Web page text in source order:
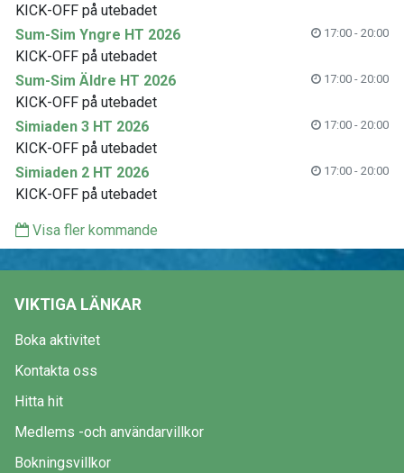
KICK-OFF på utebadet
Sum-Sim Yngre HT 2026
17:00 - 20:00
KICK-OFF på utebadet
Sum-Sim Äldre HT 2026
17:00 - 20:00
KICK-OFF på utebadet
Simiaden 3 HT 2026
17:00 - 20:00
KICK-OFF på utebadet
Simiaden 2 HT 2026
17:00 - 20:00
KICK-OFF på utebadet
Visa fler kommande
VIKTIGA LÄNKAR
Boka aktivitet
Kontakta oss
Hitta hit
Medlems -och användarvillkor
Bokningsvillkor